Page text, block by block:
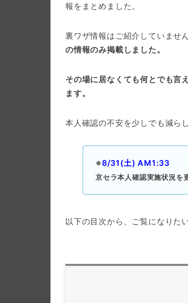
報をまとめました。
裏ワザ情報はご紹介していません
の情報のみ掲載しました。
その場に居なくても何とでも言
ます。
本人確認の不安を少しでも減ら
※8/31(土) AM1:33
京セラ本人確認実施状況を
以下の目次から、ご覧になりた